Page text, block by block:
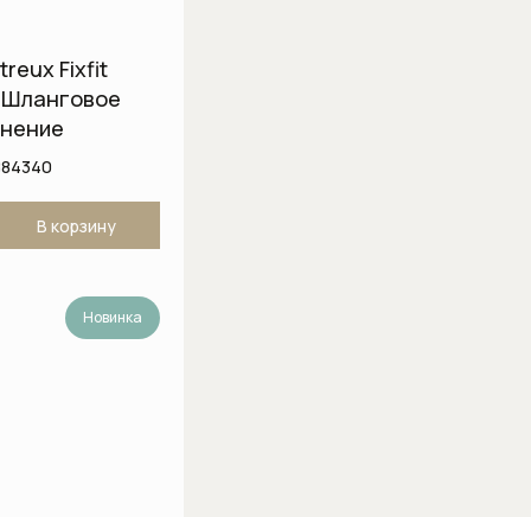
Fixfit
В корзину
Новинка